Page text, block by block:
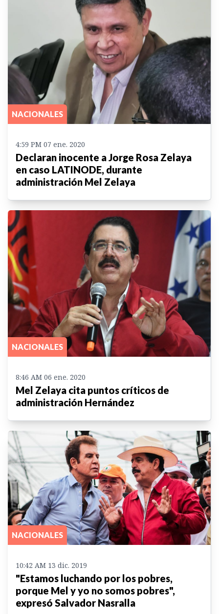
NACIONALES
4:59 PM 07 ene. 2020
Declaran inocente a Jorge Rosa Zelaya
en caso LATINODE, durante
administración Mel Zelaya
NACIONALES
8:46 AM 06 ene. 2020
Mel Zelaya cita puntos críticos de
administración Hernández
NACIONALES
10:42 AM 13 dic. 2019
"Estamos luchando por los pobres,
porque Mel y yo no somos pobres",
expresó Salvador Nasralla